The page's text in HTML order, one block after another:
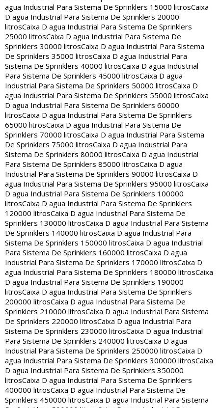
agua Industrial Para Sistema De Sprinklers 15000 litrosCaixa
D agua Industrial Para Sistema De Sprinklers 20000
litrosCaixa D agua Industrial Para Sistema De Sprinklers
25000 litrosCaixa D agua Industrial Para Sistema De
Sprinklers 30000 litrosCaixa D agua Industrial Para Sistema
De Sprinklers 35000 litrosCaixa D agua Industrial Para
Sistema De Sprinklers 40000 litrosCaixa D agua Industrial
Para Sistema De Sprinklers 45000 litrosCaixa D agua
Industrial Para Sistema De Sprinklers 50000 litrosCaixa D
agua Industrial Para Sistema De Sprinklers 55000 litrosCaixa
D agua Industrial Para Sistema De Sprinklers 60000
litrosCaixa D agua Industrial Para Sistema De Sprinklers
65000 litrosCaixa D agua Industrial Para Sistema De
Sprinklers 70000 litrosCaixa D agua Industrial Para Sistema
De Sprinklers 75000 litrosCaixa D agua Industrial Para
Sistema De Sprinklers 80000 litrosCaixa D agua Industrial
Para Sistema De Sprinklers 85000 litrosCaixa D agua
Industrial Para Sistema De Sprinklers 90000 litrosCaixa D
agua Industrial Para Sistema De Sprinklers 95000 litrosCaixa
D agua Industrial Para Sistema De Sprinklers 100000
litrosCaixa D agua Industrial Para Sistema De Sprinklers
120000 litrosCaixa D agua Industrial Para Sistema De
Sprinklers 130000 litrosCaixa D agua Industrial Para Sistema
De Sprinklers 140000 litrosCaixa D agua Industrial Para
Sistema De Sprinklers 150000 litrosCaixa D agua Industrial
Para Sistema De Sprinklers 160000 litrosCaixa D agua
Industrial Para Sistema De Sprinklers 170000 litrosCaixa D
agua Industrial Para Sistema De Sprinklers 180000 litrosCaixa
D agua Industrial Para Sistema De Sprinklers 190000
litrosCaixa D agua Industrial Para Sistema De Sprinklers
200000 litrosCaixa D agua Industrial Para Sistema De
Sprinklers 210000 litrosCaixa D agua Industrial Para Sistema
De Sprinklers 220000 litrosCaixa D agua Industrial Para
Sistema De Sprinklers 230000 litrosCaixa D agua Industrial
Para Sistema De Sprinklers 240000 litrosCaixa D agua
Industrial Para Sistema De Sprinklers 250000 litrosCaixa D
agua Industrial Para Sistema De Sprinklers 300000 litrosCaixa
D agua Industrial Para Sistema De Sprinklers 350000
litrosCaixa D agua Industrial Para Sistema De Sprinklers
400000 litrosCaixa D agua Industrial Para Sistema De
Sprinklers 450000 litrosCaixa D agua Industrial Para Sistema